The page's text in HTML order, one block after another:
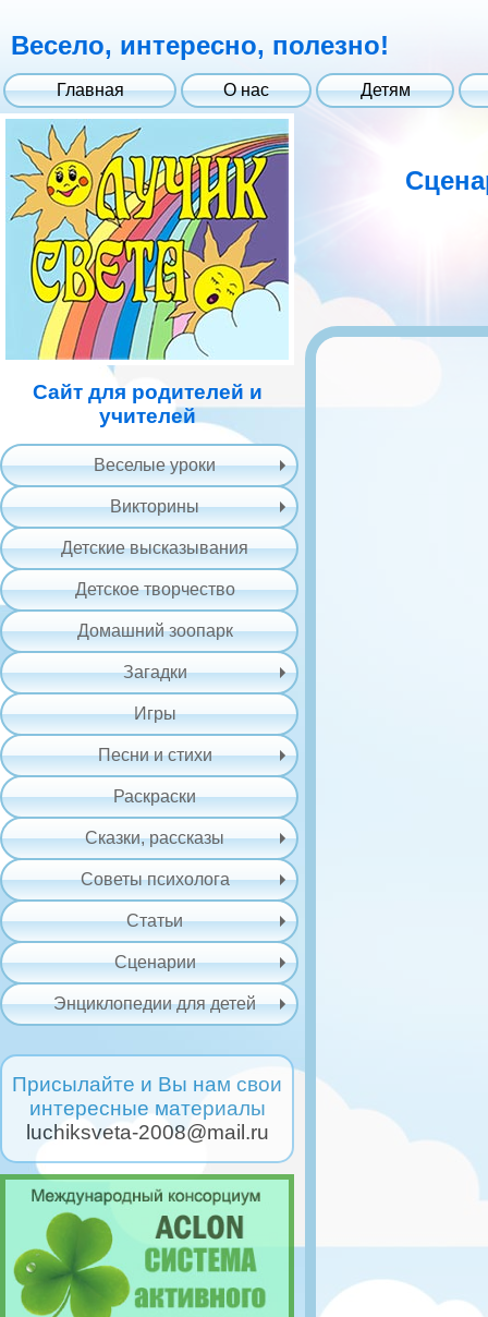
Весело, интересно, полезно!
Главная О нас Детям
Сайт для родителей и
учителей
Веселые уроки
Викторины
Детские высказывания
Детское творчество
Домашний зоопарк
Загадки
Игры
Песни и стихи
Раскраски
Сказки, рассказы
Советы психолога
Статьи
Сценарии
Энциклопедии для детей
Присылайте и Вы нам свои
интересные материалы
luchiksveta-2008@mail.ru